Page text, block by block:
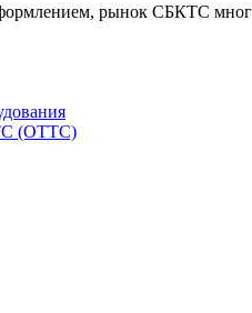
рынок СБКТС
(ОТТС)